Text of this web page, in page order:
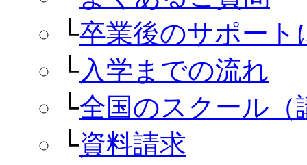
└卒業後のサポート
└入学までの流れ
└全国のスクール（
└資料請求